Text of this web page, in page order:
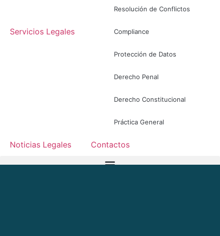
Servicios Legales
Resolución de Conflictos
Compliance
Protección de Datos
Derecho Penal
Derecho Constitucional
Práctica General
Noticias Legales Contactos